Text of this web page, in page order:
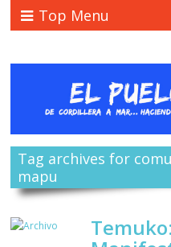
Top Menu
Tag archives for
mapu